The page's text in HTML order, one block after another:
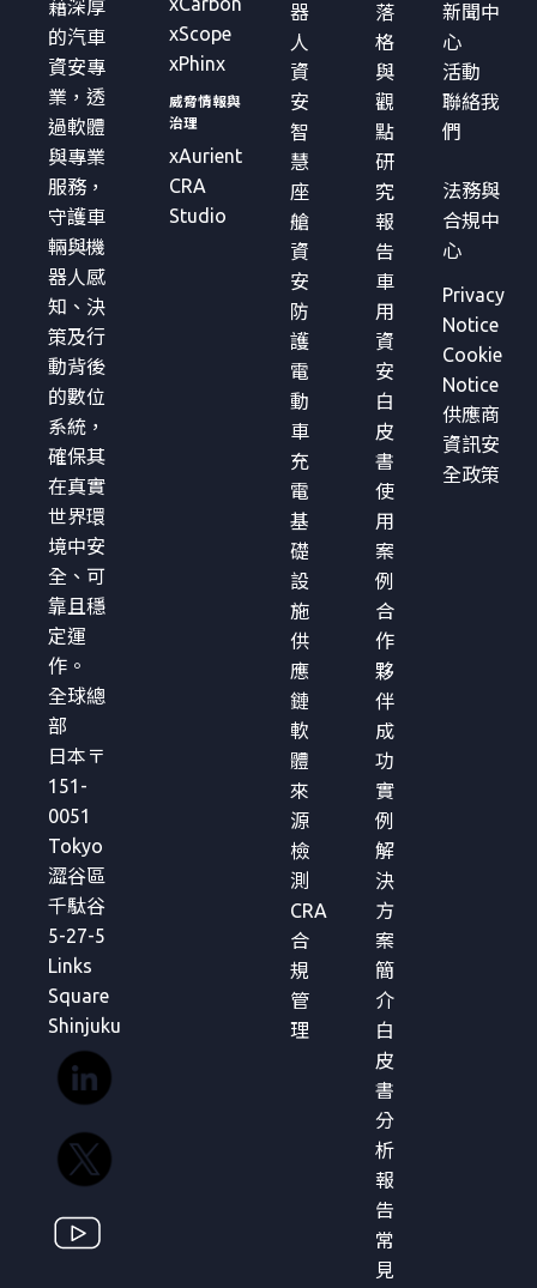
藉深厚
的汽車
資安專
業，透
過軟體
與專業
服務，
守護車
輛與機
器人感
知、決
策及行
動背後
的數位
系統，
確保其
在真實
世界環
境中安
全、可
靠且穩
定運
作。
全球總
部
日本〒
151-
0051
Tokyo
澀谷區
千駄谷
5-27-5
Links
Square
Shinjuku
xScope
xPhinx
威脅情報與
治理
xAurient
CRA
Studio
器
人
資
安
智
慧
座
艙
資
安
防
護
電
動
車
充
電
基
礎
設
施
供
應
鏈
軟
體
來
源
檢
測
CRA
合
規
管
理
落
格
與
觀
點
研
究
報
告
車
用
資
安
白
皮
書
使
用
案
例
合
作
夥
伴
成
功
實
例
解
決
方
案
簡
介
白
皮
書
分
析
報
告
常
見
新聞中
心
活動
聯絡我
們
法務與
合規中
心
Privacy
Notice
Cookie
Notice
供應商
資訊安
全政策